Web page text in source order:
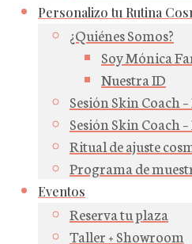
Personalizo tu Rutina
¿Quiénes Somos?
Soy Mónica
Nuestra ID
Sesión Skin Coach
Sesión Skin Coach
Ritual de ajuste
Programa de
Eventos
Reserva tu plaza
Taller + Showroom